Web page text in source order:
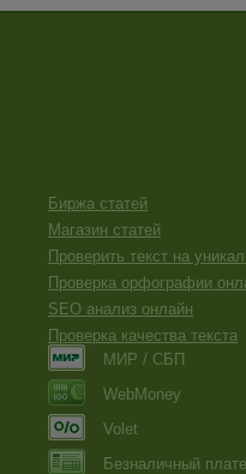
Биржа статей
Магазин статей
Проверить текст на
Проверка орфографии
SEO анализ онлайн
Проверка качества текста
МИР / СБП
WebMoney
Volet
Безналичный